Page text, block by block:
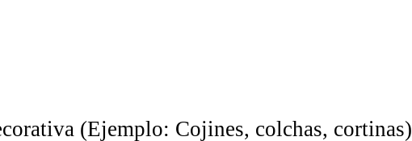
(Ejemplo: Cojines, colchas, cortinas)